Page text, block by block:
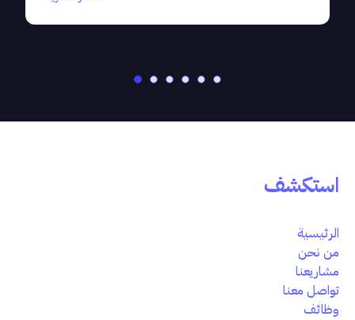
استكشف
الرئيسية
من نحن
مشاريعنا
تواصل معنا
وظائف